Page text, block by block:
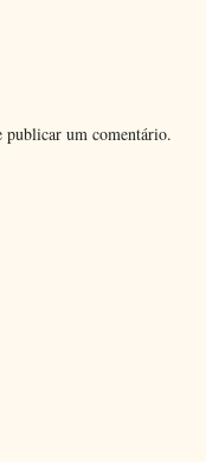
publicar um comentário.